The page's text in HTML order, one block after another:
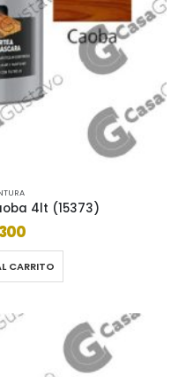
4lt (15373)
CARRITO